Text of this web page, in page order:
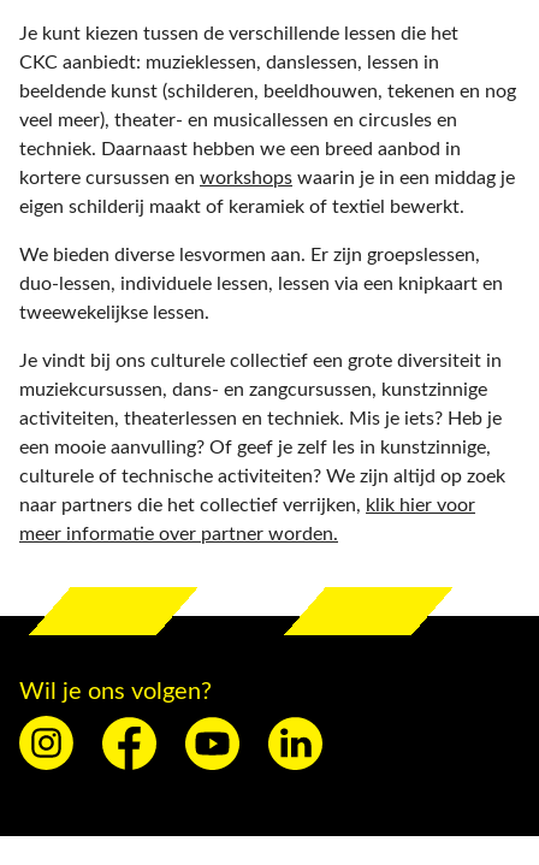
Je kunt kiezen tussen de verschillende lessen die het
CKC aanbiedt: muzieklessen, danslessen, lessen in
beeldende kunst (schilderen, beeldhouwen, tekenen en nog
veel meer), theater- en musicallessen en circusles en
techniek. Daarnaast hebben we een breed aanbod in
kortere cursussen en workshops waarin je in een middag je
eigen schilderij maakt of keramiek of textiel bewerkt.
We bieden diverse lesvormen aan. Er zijn groepslessen,
duo-lessen, individuele lessen, lessen via een knipkaart en
tweewekelijkse lessen.
Je vindt bij ons culturele collectief een grote diversiteit in
muziekcursussen, dans- en zangcursussen, kunstzinnige
activiteiten, theaterlessen en techniek. Mis je iets? Heb je
een mooie aanvulling? Of geef je zelf les in kunstzinnige,
culturele of technische activiteiten? We zijn altijd op zoek
naar partners die het collectief verrijken, klik hier voor
meer informatie over partner worden.
Wil je ons volgen?